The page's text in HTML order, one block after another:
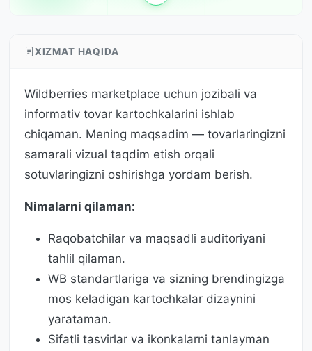
XIZMAT HAQIDA
Wildberries marketplace uchun jozibali va
informativ tovar kartochkalarini ishlab
chiqaman. Mening maqsadim — tovarlaringizni
samarali vizual taqdim etish orqali
sotuvlaringizni oshirishga yordam berish.
Nimalarni qilaman:
Raqobatchilar va maqsadli auditoriyani
tahlil qilaman.
WB standartlariga va sizning brendingizga
mos keladigan kartochkalar dizaynini
yarataman.
Sifatli tasvirlar va ikonkalarni tanlayman